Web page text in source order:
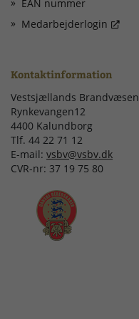
EAN nummer
Medarbejderlogin
Kontaktinformation
Vestsjællands Brandvæsen
Rynkevangen12
4400 Kalundborg
Tlf. 44 22 71 12
E-mail: vsbv@vsbv.dk
CVR-nr: 37 19 75 80